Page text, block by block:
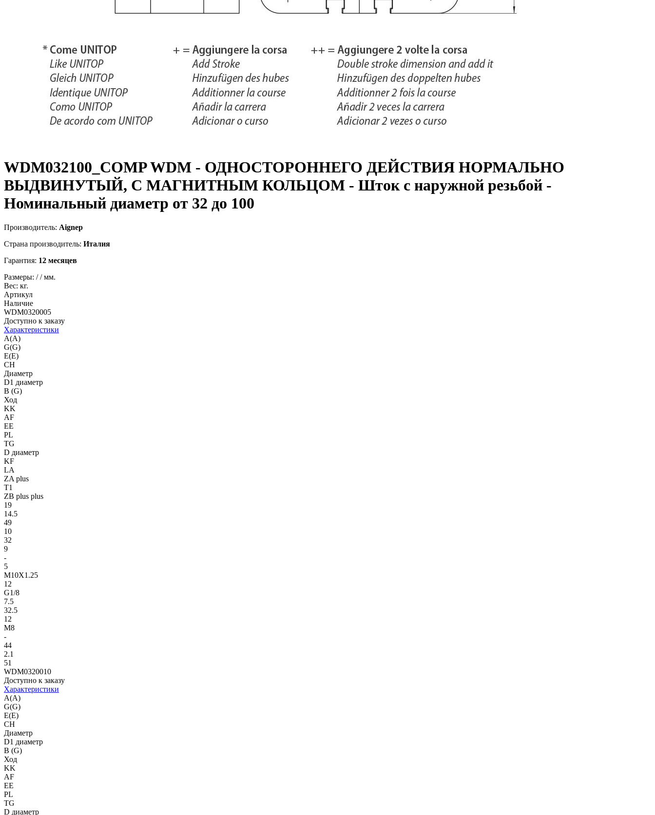
WDM032100_COMPWDM - ОДНОСТОРОННЕГО ДЕЙСТВИЯ НОРМАЛЬНО
ВЫДВИНУТЫЙ, С МАГНИТНЫМ КОЛЬЦОМ - Шток с наружной резьбой -
Номинальный диаметр от 32 до 100
Производитель: Aignep
Страна производитель: Италия
Гарантия: 12 месяцев
Размеры: //мм.
Вес: кг.
Артикул
Наличие
WDM0320005
Доступно к заказу
Характеристики
A(A)
G(G)
E(E)
CH
Диаметр
D1 диаметр
B (G)
Ход
KK
AF
EE
PL
TG
D диаметр
KF
LA
ZA plus
T1
ZB plus plus
19
14.5
49
10
32
9
-
5
M10X1.25
12
G1/8
7.5
32.5
12
M8
-
44
2.1
51
WDM0320010
Доступно к заказу
Характеристики
A(A)
G(G)
E(E)
CH
Диаметр
D1 диаметр
B (G)
Ход
KK
AF
EE
PL
TG
D диаметр